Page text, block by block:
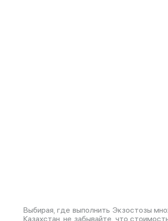
Выбирая, где выполнить Экзостозы
Казахстан, не забывайте, что